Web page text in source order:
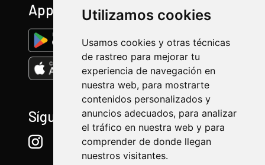
Utilizamos cookies
Usamos cookies y otras técnicas
de rastreo para mejorar tu
experiencia de navegación en
nuestra web, para mostrarte
contenidos personalizados y
anuncios adecuados, para analizar
el tráfico en nuestra web y para
comprender de donde llegan
nuestros visitantes.
App
Síguenos